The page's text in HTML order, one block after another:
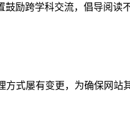
励跨学科交流，倡导阅
式屡有变更，为确保网